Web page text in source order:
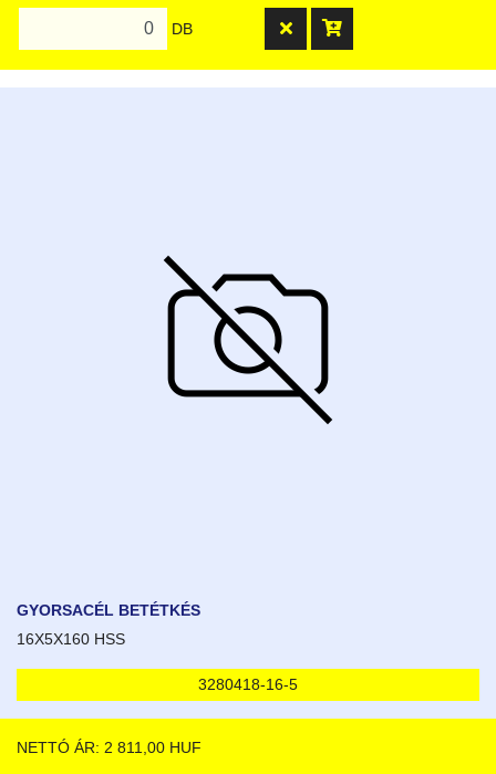
DB
GYORSACÉL BETÉTKÉS
16X5X160 HSS
3280418-16-5
NETTÓ ÁR: 2 811,00 HUF